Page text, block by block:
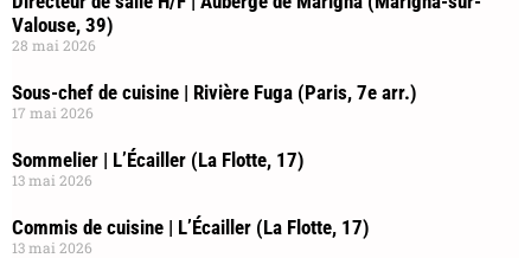
Valouse, 39)
28 mai 2026
Sous-chef de cuisine | Rivière Fuga (Paris, 7e arr.)
17 mai 2026
Sommelier | L’Écailler (La Flotte, 17)
13 mai 2026
Commis de cuisine | L’Écailler (La Flotte, 17)
13 mai 2026